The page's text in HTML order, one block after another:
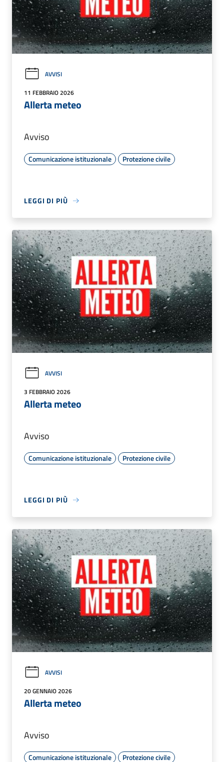
AVVISI
11 FEBBRAIO 2026
Allerta meteo
Avviso
Comunicazione istituzionale Protezione civile
LEGGI DI PIÙ
AVVISI
3 FEBBRAIO 2026
Allerta meteo
Avviso
Comunicazione istituzionale Protezione civile
LEGGI DI PIÙ
AVVISI
20 GENNAIO 2026
Allerta meteo
Avviso
Comunicazione istituzionale Protezione civile